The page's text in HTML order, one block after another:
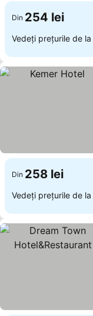
Din 254 lei
Vedeți prețurile de la
Din 258 lei
Vedeți prețurile de la